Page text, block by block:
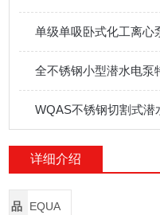
单级单吸卧式化工离心
全不锈钢小型潜水电泵
WQAS不锈钢切割式潜
详细介绍
品
EQUA